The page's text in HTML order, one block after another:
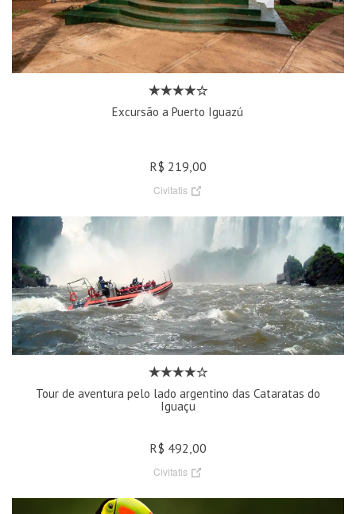
Excursão a Puerto Iguazú
R$ 219,00
Civitatis
Tour de aventura pelo lado argentino das Cataratas do
Iguaçu
R$ 492,00
Civitatis